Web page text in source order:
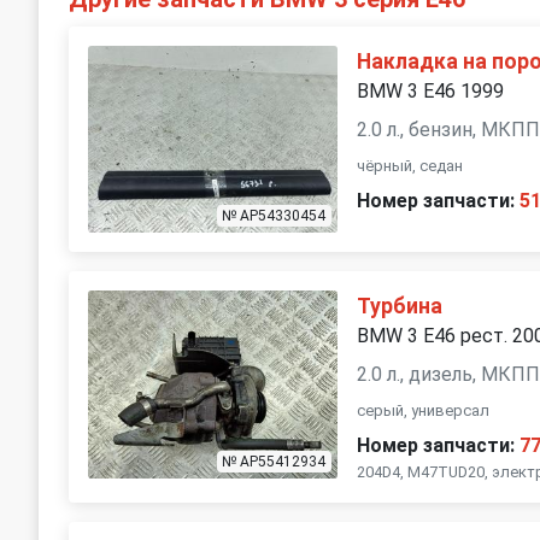
№ AP54330454
Накладка на
BMW 3 E46 1999
2.0 л., бензин, МКПП
чёрный, седан
Номер запчасти:
№ AP55412934
Турбина
BMW 3 E46 рест.
2.0 л., дизель, МКПП
серый, универсал
Номер запчасти:
204D4, M47TUD20,